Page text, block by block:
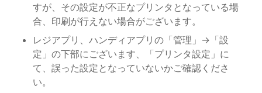
すが、その設定が不正なプリンタとなっている場
合、印刷が行えない場合がございます。
レジアプリ、ハンディアプリの「管理」→「設
定」の下部にございます、「プリンタ設定」に
て、誤った設定となっていないかご確認くださ
い。